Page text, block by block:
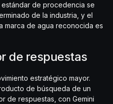
de procedencia se
de la industria, y el
marca de agua reconocida es
de respuestas
estratégico mayor.
de búsqueda de un
de respuestas, con Gemini